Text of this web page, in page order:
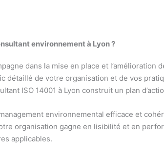
environnement à Lyon ?
dans la mise en place et
détaillé de votre organisation et de vos
ISO 14001 à Lyon construit un plan
environnemental efficace et
organisation gagne en lisibilité et en
applicables.